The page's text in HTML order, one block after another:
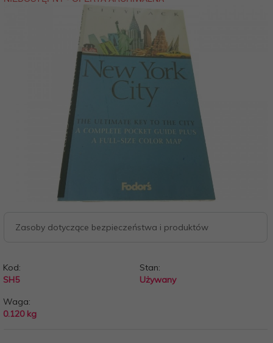
Zasoby dotyczące bezpieczeństwa i produktów
Kod:
SH5
Stan:
Używany
Waga:
0.120 kg